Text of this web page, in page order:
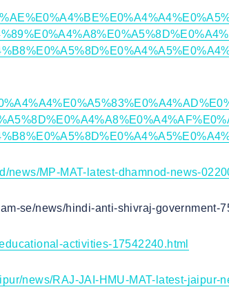
news/MP-MAT-latest-dhamnod-news-
se/news/hindi-anti-shivraj-government-
activities-17542240.html
news/RAJ-JAI-HMU-MAT-latest-jaipur-